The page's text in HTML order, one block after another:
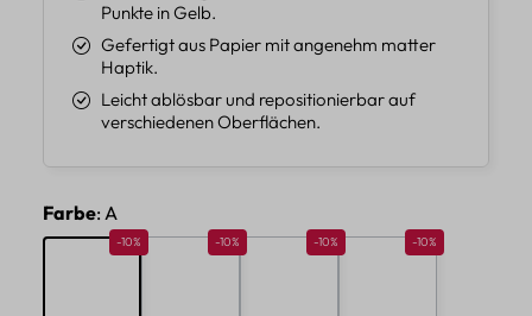
Punkte in Gelb.
Gefertigt aus Papier mit angenehm matter
Haptik.
Leicht ablösbar und repositionierbar auf
verschiedenen Oberflächen.
Farbeauswählen
: A
Rabatt 10%
-10% Rabatt 10%
-10% Rabatt 10%
-10% Rabatt 10%
-10%